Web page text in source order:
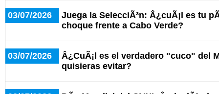
03/07/2026
Juega la SelecciÃ³n: Â¿cuÃ¡l es tu
choque frente a Cabo Verde?
03/07/2026
Â¿CuÃ¡l es el verdadero "cuco" del
quisieras evitar?